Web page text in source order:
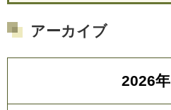
アーカイブ
2026年